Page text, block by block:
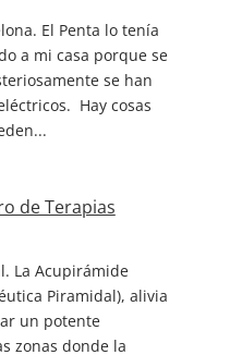
El Penta lo tenía
a mi casa porque se
se han
Hay cosas
de Terapias
La Acupirámide
Piramidal), alivia
un potente
zonas donde la